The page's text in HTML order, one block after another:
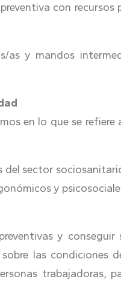
con recursos
as y mandos
en lo que se refiere
sector
y
y conseguir
las condiciones
trabajadoras,